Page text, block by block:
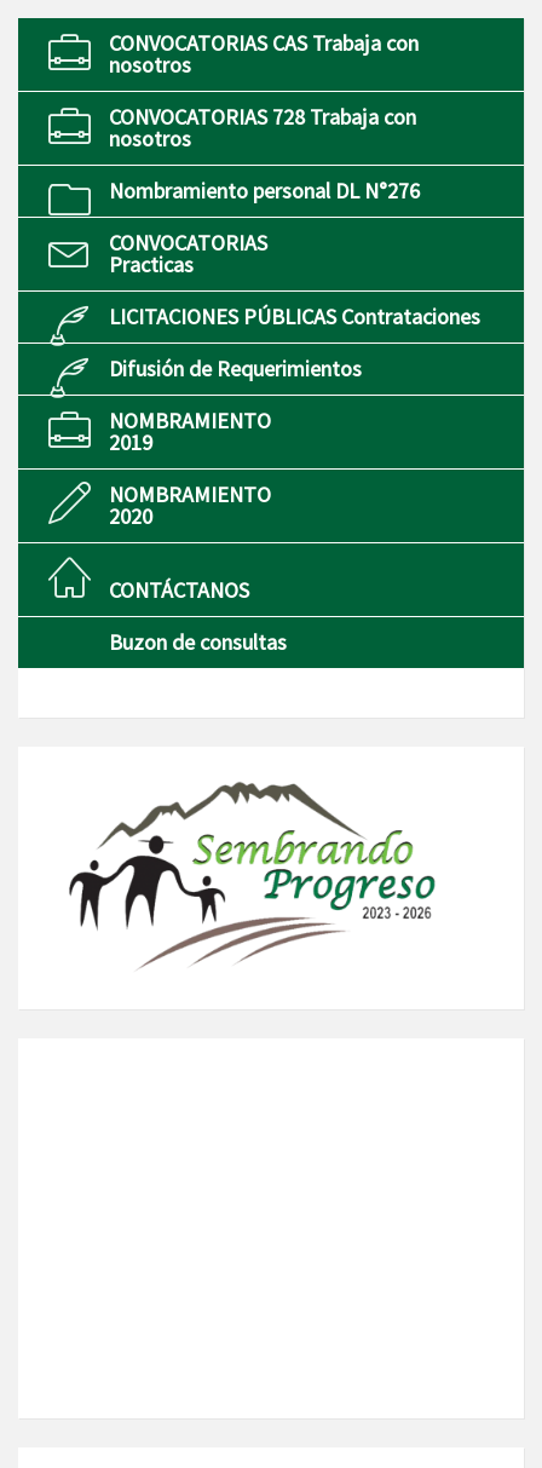
CONVOCATORIAS CAS Trabaja con
nosotros
CONVOCATORIAS 728 Trabaja con
nosotros
Nombramiento personal DL N°276
CONVOCATORIAS
Practicas
LICITACIONES PÚBLICAS Contrataciones
Difusión de Requerimientos
NOMBRAMIENTO
2019
NOMBRAMIENTO
2020
CONTÁCTANOS
Buzon de consultas